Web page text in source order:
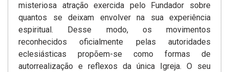
misteriosa atração exercida pelo Fundador sobre
quantos se deixam envolver na sua experiência
espiritual. Desse modo, os movimentos
reconhecidos oficialmente pelas autoridades
eclesiásticas propõem-se como formas de
autorrealização e reflexos da única Igreja. O seu